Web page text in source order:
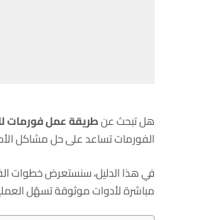
هل تبحث عنطريقة عمل فورمات
الفورمات تساعد على حل مشاكل
في هذا الدليل، سنستعرض خطوات
مباشرة لأدوات موثوقة تسهّل